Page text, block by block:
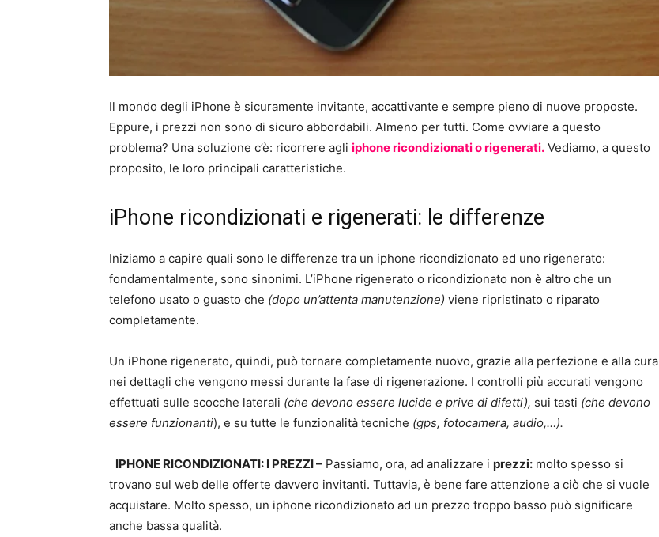
Il mondo degli iPhone è sicuramente invitante, accattivante e sempre pieno di nuove proposte.
Eppure, i prezzi non sono di sicuro abbordabili. Almeno per tutti. Come ovviare a questo
problema? Una soluzione c’è: ricorrere agli iphone ricondizionati o rigenerati. Vediamo, a questo
proposito, le loro principali caratteristiche.
iPhone ricondizionati e rigenerati: le differenze
Iniziamo a capire quali sono le differenze tra un iphone ricondizionato ed uno rigenerato:
fondamentalmente, sono sinonimi. L’iPhone rigenerato o ricondizionato non è altro che un
telefono usato o guasto che (dopo un’attenta manutenzione) viene ripristinato o riparato
completamente.
Un iPhone rigenerato, quindi, può tornare completamente nuovo, grazie alla perfezione e alla cura
nei dettagli che vengono messi durante la fase di rigenerazione. I controlli più accurati vengono
effettuati sulle scocche laterali (che devono essere lucide e prive di difetti), sui tasti (che devono
essere funzionanti), e su tutte le funzionalità tecniche (gps, fotocamera, audio,…).
IPHONE RICONDIZIONATI: I PREZZI – Passiamo, ora, ad analizzare i prezzi: molto spesso si
trovano sul web delle offerte davvero invitanti. Tuttavia, è bene fare attenzione a ciò che si vuole
acquistare. Molto spesso, un iphone ricondizionato ad un prezzo troppo basso può significare
anche bassa qualità.